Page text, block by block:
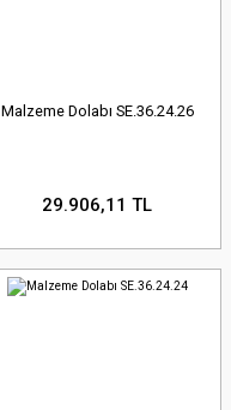
Malzeme Dolabı SE.36.24.26
29.906,11 TL